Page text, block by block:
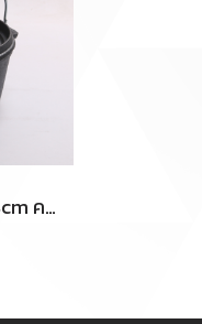
หม้อเหล็กหล่อ ขนาด 24cm ความลึก 10cm ทนทาน แข็งแรง เหมาะสำหรับ camping แค๊มปิ้ง ใช้ได้กับเตาทุกแบบ เก็บความร้อนได้ดี